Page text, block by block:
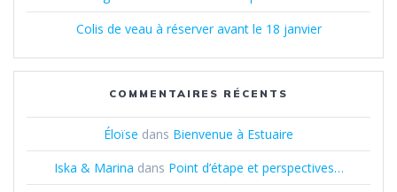
Colis de veau à réserver avant le 18 janvier
COMMENTAIRES RÉCENTS
Éloïse dans Bienvenue à Estuaire
Iska & Marina dans Point d’étape et perspectives…